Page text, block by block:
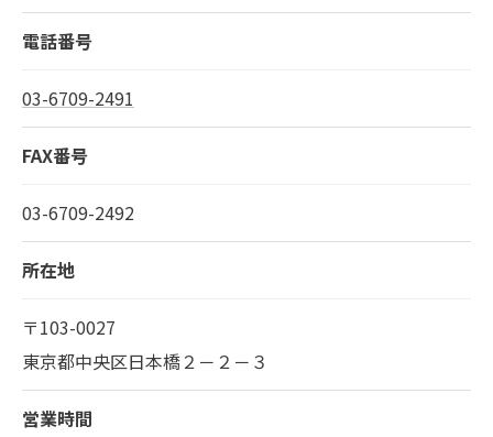
電話番号
03-6709-2491
FAX番号
03-6709-2492
所在地
〒103-0027
東京都中央区日本橋２－２－３
営業時間